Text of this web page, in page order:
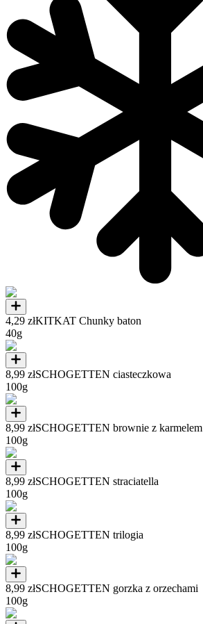
4,29 złKITKAT Chunky baton
40g
8,99 złSCHOGETTEN ciasteczkowa
100g
8,99 złSCHOGETTEN brownie z karmelem
100g
8,99 złSCHOGETTEN straciatella
100g
8,99 złSCHOGETTEN trilogia
100g
8,99 złSCHOGETTEN gorzka z orzechami
100g